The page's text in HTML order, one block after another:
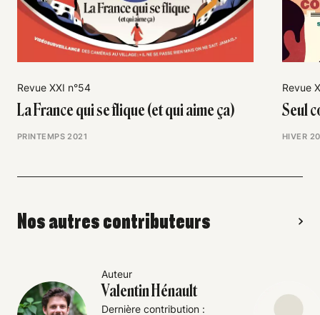
Revue XXI n°54
La France qui se flique (et qui aime ça)
PRINTEMPS 2021
Revue
Seul
HIVER
Nos autres contributeurs
Auteur
Valentin Hénault
Dernière contribution :